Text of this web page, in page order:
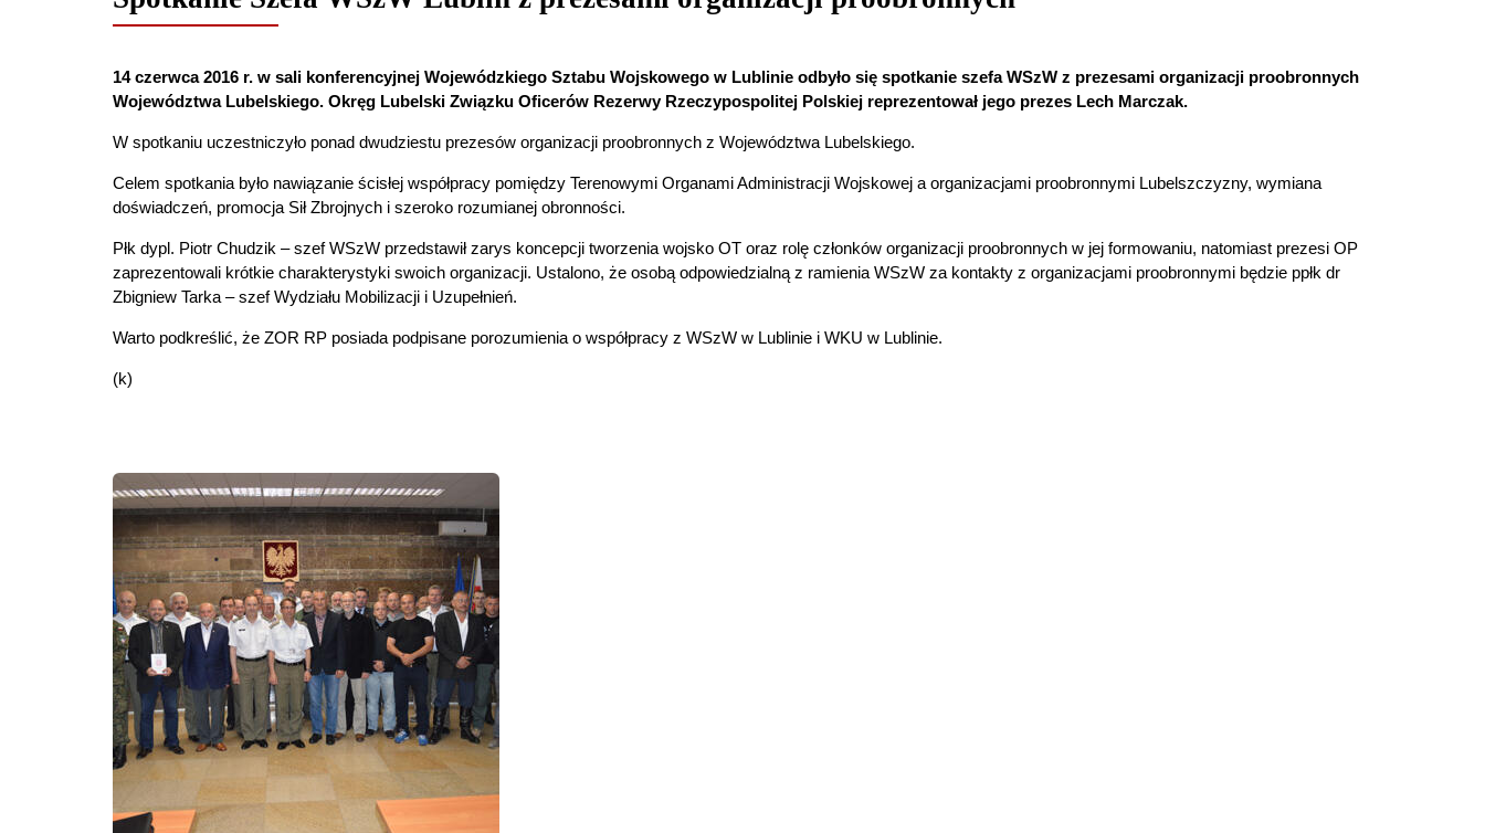
14 czerwca 2016 r. w sali konferencyjnej Wojewódzkiego Sztabu Wojskowego w Lublinie odbyło się spotkanie szefa WSzW z prezesami organizacji proobronnych
Województwa Lubelskiego. Okręg Lubelski Związku Oficerów Rezerwy Rzeczypospolitej Polskiej reprezentował jego prezes Lech Marczak.
W spotkaniu uczestniczyło ponad dwudziestu prezesów organizacji proobronnych z Województwa Lubelskiego.
Celem spotkania było nawiązanie ścisłej współpracy pomiędzy Terenowymi Organami Administracji Wojskowej a organizacjami proobronnymi Lubelszczyzny, wymiana
doświadczeń, promocja Sił Zbrojnych i szeroko rozumianej obronności.
Płk dypl. Piotr Chudzik – szef WSzW przedstawił zarys koncepcji tworzenia wojsko OT oraz rolę członków organizacji proobronnych w jej formowaniu, natomiast prezesi OP
zaprezentowali krótkie charakterystyki swoich organizacji. Ustalono, że osobą odpowiedzialną z ramienia WSzW za kontakty z organizacjami proobronnymi będzie ppłk dr
Zbigniew Tarka – szef Wydziału Mobilizacji i Uzupełnień.
Warto podkreślić, że ZOR RP posiada podpisane porozumienia o współpracy z WSzW w Lublinie i WKU w Lublinie.
(k)